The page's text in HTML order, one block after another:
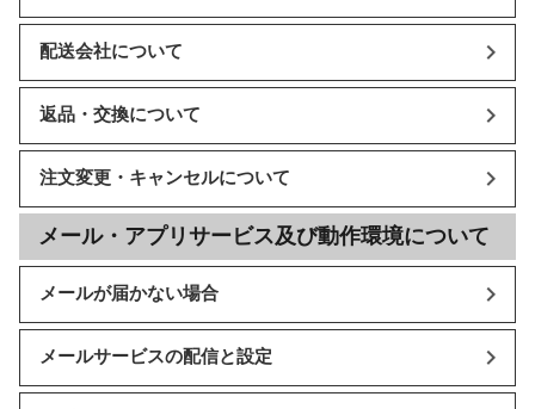
配送会社について
返品・交換について
注文変更・キャンセルについて
メール・アプリサービス及び動作環境について
メールが届かない場合
メールサービスの配信と設定